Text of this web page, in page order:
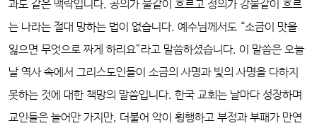
과도 같은 맥락입니다. 공의가 물같이 흐르고 정의가 강물같이 흐르
는 나라는 절대 망하는 법이 없습니다. 예수님께서도 “소금이 맛을
잃으면 무엇으로 짜게 하리요”라고 말씀하셨습니다. 이 말씀은 오늘
날 역사 속에서 그리스도인들이 소금의 사명과 빛의 사명을 다하지
못하는 것에 대한 책망의 말씀입니다. 한국 교회는 날마다 성장하며
교인들은 늘어만 가지만, 더불어 악이 횡행하고 부정과 부패가 만연